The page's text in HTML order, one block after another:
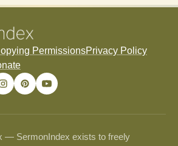
PermissionsPrivacy Policy
— SermonIndex exists to freely